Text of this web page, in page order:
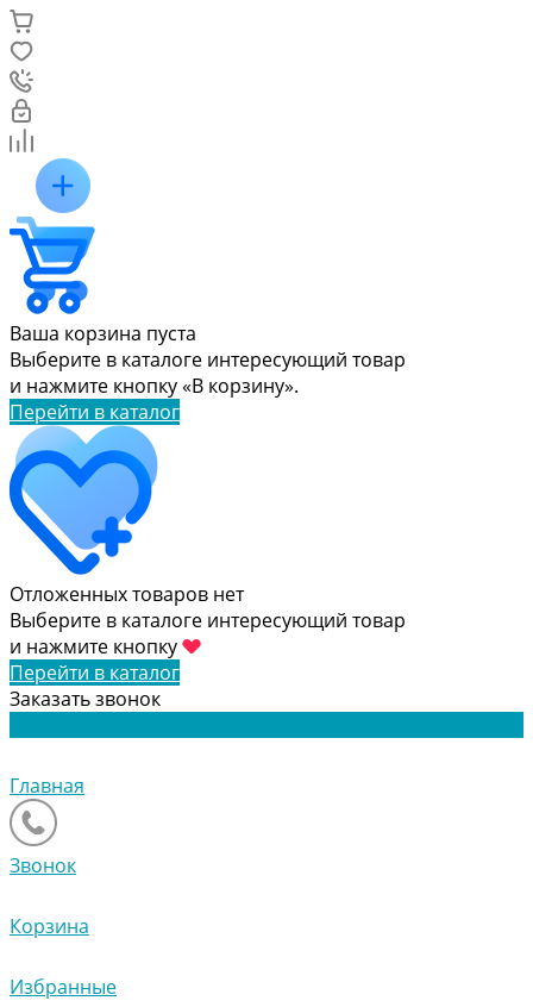
Ваша корзина пуста
Выберите в каталоге интересующий товар
и нажмите кнопку «В корзину».
Перейти в каталог
Отложенных товаров нет
Выберите в каталоге интересующий товар
и нажмите кнопку
Перейти в каталог
Заказать звонок
Главная
Звонок
Корзина
Избранные